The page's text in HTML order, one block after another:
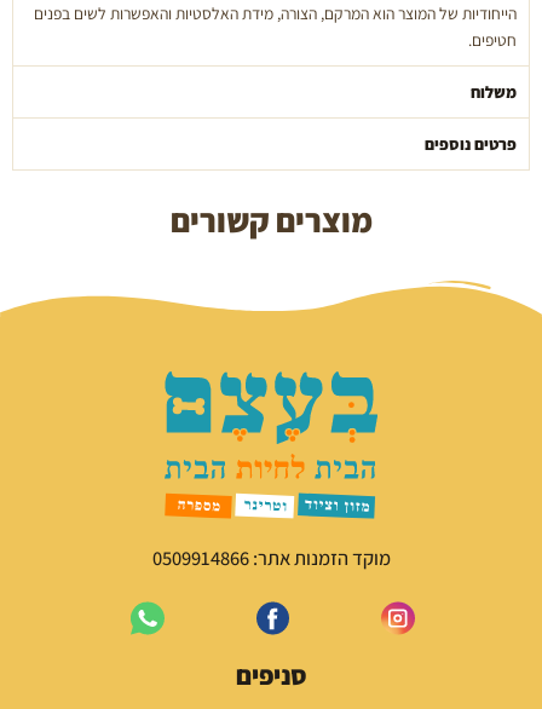
הייחודיות של המוצר הוא המרקם, הצורה, מידת האלסטיות והאפשרות לשים בפנים
חטיפים.
משלוח
פרטים נוספים
מוצרים קשורים
מוקד הזמנות אתר: 0509914866
סניפים